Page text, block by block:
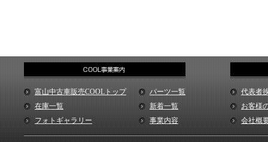
富山中古車販売COOLトップ
パーツ一覧
在庫一覧
新着一覧
フォトギャラリー
事業内容
代表者
お客様
会社概